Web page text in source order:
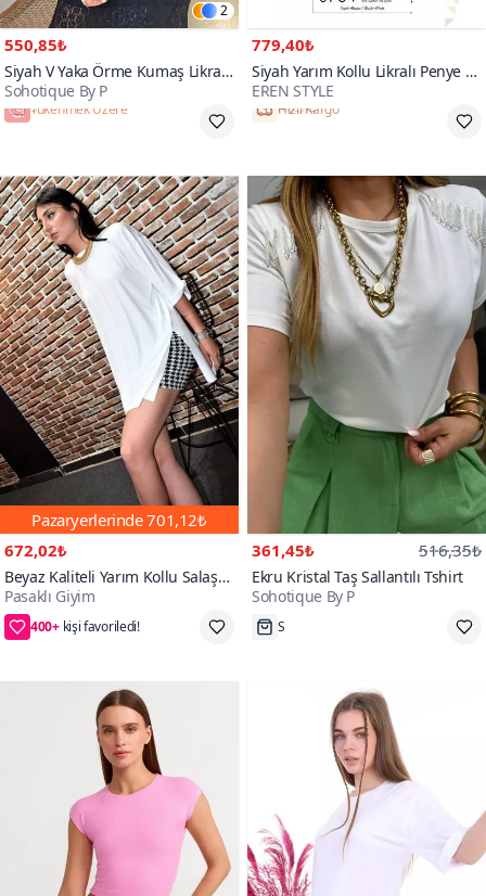
2
550,85₺
Siyah V Yaka Örme Kumaş Likralı
Tshirt
Sohotique By P
779,40₺
Siyah Yarım Kollu Likralı Penye T-
Shirt
EREN STYLE
Hızlı Kargo
Pazaryerlerinde701,12₺
672,02₺
Beyaz Kaliteli Yarım Kollu Salaş
Bol Oversize Uzun Tunik T-shirt
Pasaklı Giyim
400+
2. ürüne 50₺ indirim
361,45₺ 516,35₺
Ekru Kristal Taş Sallantılı Tshirt
Sohotique By P
Tükenmek Üzere